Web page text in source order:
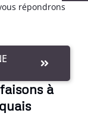
répondrons
à